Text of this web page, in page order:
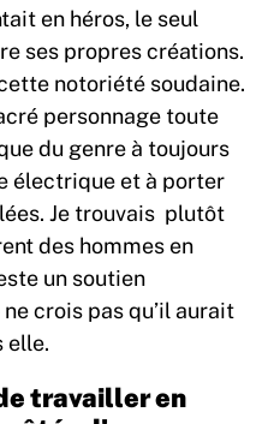
en héros, le seul
ses propres créations.
notoriété soudaine.
personnage toute
du genre à toujours
électrique et à porter
Je trouvais plutôt
des hommes en
un soutien
crois pas qu’il aurait
elle.
travailler en